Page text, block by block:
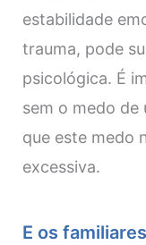
estabilidade
trauma, pode
psicológica. É
sem o medo de
que este medo
excessiva.
E os